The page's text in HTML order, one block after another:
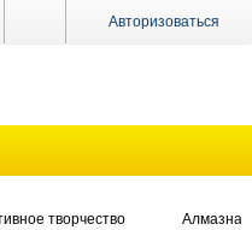
Авторизоваться
творчество